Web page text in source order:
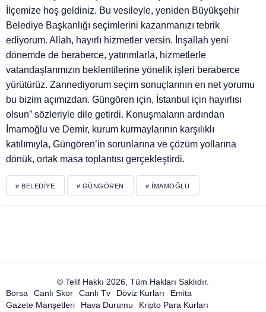
İlçemize hoş geldiniz. Bu vesileyle, yeniden Büyükşehir
Belediye Başkanlığı seçimlerini kazanmanızı tebrik
ediyorum. Allah, hayırlı hizmetler versin. İnşallah yeni
dönemde de beraberce, yatırımlarla, hizmetlerle
vatandaşlarımızın beklentilerine yönelik işleri beraberce
yürütürüz. Zannediyorum seçim sonuçlarının en net yorumu
bu bizim açımızdan. Güngören için, İstanbul için hayırlısı
olsun” sözleriyle dile getirdi. Konuşmaların ardından
İmamoğlu ve Demir, kurum kurmaylarının karşılıklı
katılımıyla, Güngören’in sorunlarına ve çözüm yollarına
dönük, ortak masa toplantısı gerçekleştirdi.
# BELEDIYE # GÜNGÖREN # İMAMOĞLU
© Telif Hakkı 2026, Tüm Hakları Saklıdır.
Borsa
Canlı Skor Canlı Tv Döviz Kurları
Emita
Gazete Manşetleri
Hava Durumu Kripto Para Kurları